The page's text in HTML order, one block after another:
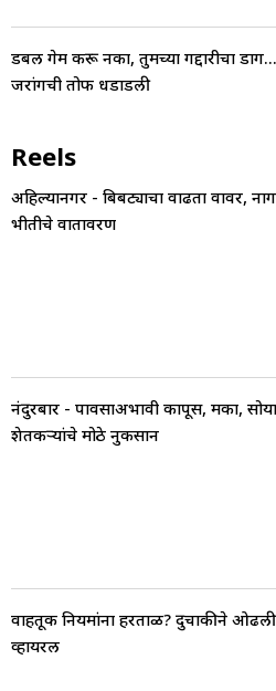
डबल गेम करू नका, तुमच्या गद्दारीचा
जरांगेंची तोफ धडाडली
Reels
अहिल्यानगर - बिबट्याचा वाढता वावर,
भीतीचे वातावरण
नंदुरबार - पावसाअभावी कापूस, मका,
शेतकऱ्यांचे मोठे नुकसान
वाहतूक नियमांना हरताळ? दुचाकीने
व्हायरल